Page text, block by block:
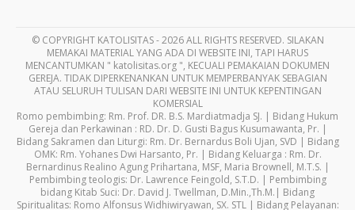
© COPYRIGHT KATOLISITAS - 2026 ALL RIGHTS RESERVED. SILAKAN
MEMAKAI MATERIAL YANG ADA DI WEBSITE INI, TAPI HARUS
MENCANTUMKAN " katolisitas.org ", KECUALI PEMAKAIAN DOKUMEN
GEREJA. TIDAK DIPERKENANKAN UNTUK MEMPERBANYAK SEBAGIAN
ATAU SELURUH TULISAN DARI WEBSITE INI UNTUK KEPENTINGAN
KOMERSIAL
Romo pembimbing: Rm. Prof. DR. B.S. Mardiatmadja SJ. | Bidang Hukum
Gereja dan Perkawinan : RD. Dr. D. Gusti Bagus Kusumawanta, Pr. |
Bidang Sakramen dan Liturgi: Rm. Dr. Bernardus Boli Ujan, SVD | Bidang
OMK: Rm. Yohanes Dwi Harsanto, Pr. | Bidang Keluarga : Rm. Dr.
Bernardinus Realino Agung Prihartana, MSF, Maria Brownell, M.T.S. |
Pembimbing teologis: Dr. Lawrence Feingold, S.T.D. | Pembimbing
bidang Kitab Suci: Dr. David J. Twellman, D.Min.,Th.M.| Bidang
Spiritualitas: Romo Alfonsus Widhiwiryawan, SX. STL | Bidang Pelayanan: